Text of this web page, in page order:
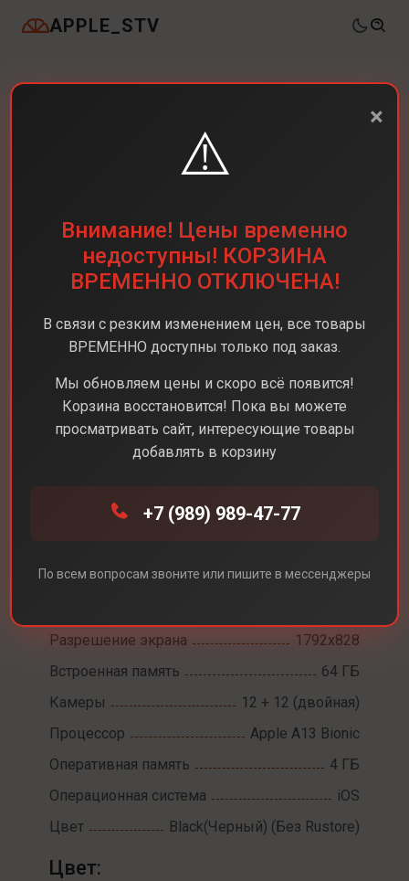
APPLE_STV
Смартфоны iPhone 11
iPhone 11
Разрешение экрана
1792x828
Встроенная память
64 ГБ
Камеры
12 + 12 (двойная)
Процессор
Apple A13 Bionic
Оперативная память
4 ГБ
Операционная система
iOS
Цвет
Black(Черный) (Без Rustore)
Цвет:
×
⚠️
Внимание! Цены временно
недоступны! КОРЗИНА
ВРЕМЕННО ОТКЛЮЧЕНА!
В связи с резким изменением цен, все товары
ВРЕМЕННО доступны только под заказ.
Мы обновляем цены и скоро всё появится!
Корзина восстановится! Пока вы можете
просматривать сайт, интересующие товары
добавлять в корзину
+7 (989) 989-47-77
По всем вопросам звоните или пишите в мессенджеры